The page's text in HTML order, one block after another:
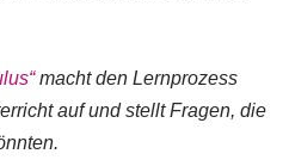
macht den Lernprozess
auf und stellt Fragen, die